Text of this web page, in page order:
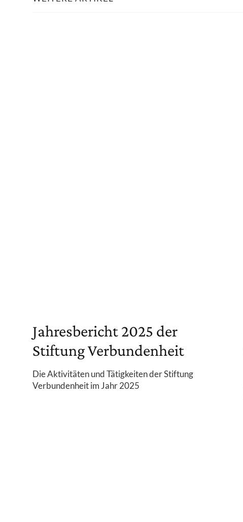
Jahresbericht 2025 der
Stiftung Verbundenheit
Die Aktivitäten und Tätigkeiten der Stiftung
Verbundenheit im Jahr 2025